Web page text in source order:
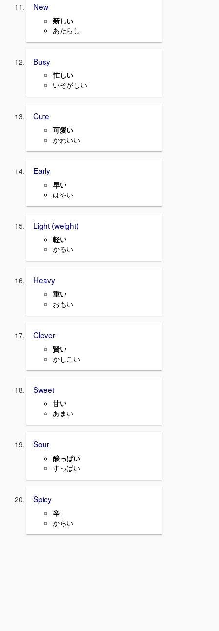
New
新しい
あたらし
Busy
忙しい
いそがしい
Cute
可愛い
かわいい
Early
早い
はやい
Light (weight)
軽い
かるい
Heavy
重い
おもい
Clever
賢い
かしこい
Sweet
甘い
あまい
Sour
酸っぱい
すっぱい
Spicy
辛
からい